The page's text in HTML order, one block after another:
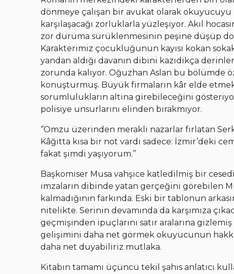
dönmeye çalışan bir avukat olarak okuyucuyu
karşılaşacağı zorluklarla yüzleşiyor. Akıl
zor duruma sürüklenmesinin peşine düşüp
Karakterimiz çocukluğunun kayısı kokan
yandan aldığı davanın dibini kazıdıkça
zorunda kalıyor. Oğuzhan Aslan bu bölümde
konuşturmuş. Büyük firmaların kâr elde
sorumlulukların altına girebileceğini
polisiye unsurlarını elinden bırakmıyor.
‘’Omzu üzerinden meraklı nazarlar fırlatan
Kâğıtta kısa bir not vardı sadece: İzmir’deki
fakat şimdi yaşıyorum.’’
Başkomiser Musa vahşice katledilmiş bir
imzaların dibinde yatan gerçeğini görebilen
kalmadığının farkında. Eski bir tablonun
nitelikte. Serinin devamında da karşımıza
geçmişinden ipuçlarını satır aralarına
gelişimini daha net görmek okuyucunun
daha net duyabiliriz mutlaka.
Kitabın tamamı üçüncü tekil şahıs anlatıcı